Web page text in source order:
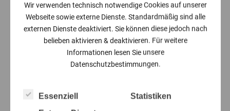
Wir verwenden technisch notwendige Cookies auf unserer
Webseite sowie externe Dienste. Standardmäßig sind alle
externen Dienste deaktiviert. Sie können diese jedoch nach
belieben aktivieren & deaktivieren. Für weitere
Informationen lesen Sie unsere
Datenschutzbestimmungen.
Essenziell
Statistiken